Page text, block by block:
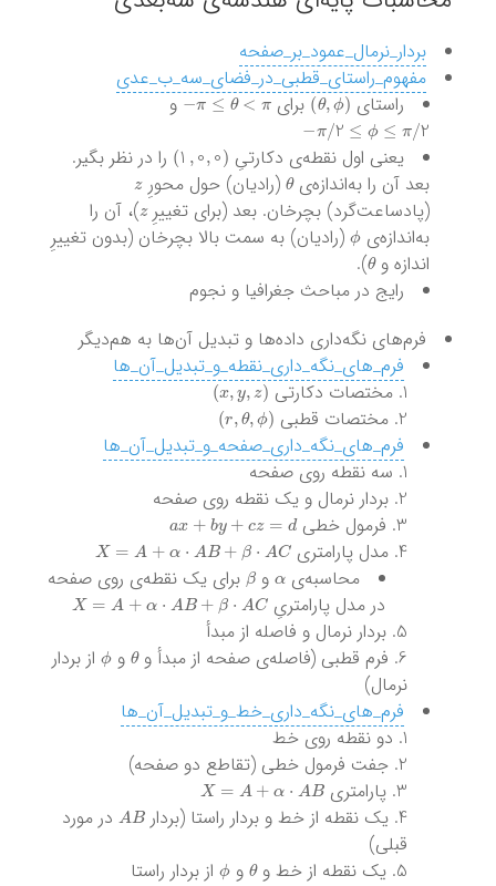
بردار_نرمال_عمود_بر_صفحه
مفهوم_راستای_قطبی_در_فضای_سه_ب_عدی
راستای (
θ,ϕ
) برای −
π≤θ<π و −
π/2≤ϕ≤ π/2
یعنی اول نقطه‌ی دکارتیِ
1
) را در نظر بگیر.
بعد آن را به‌اندازه‌یθ (رادیان) حول محورِz
(پادساعت‌گرد) بچرخان. بعد (برای تغییرِz)، آن را
به‌اندازه‌ی ϕ(رادیان) به سمت بالا بچرخان (بدون تغییرِ
اندازه وθ
).
رایج در مباحث جغرافیا و نجوم
فرم‌های نگه‌داری داده‌ها و تبدیل آن‌ها به هم‌دیگر
فرم_های_نگه_داری_نقطه_و_تبدیل_آن_ها
مختصات دکارتی
(
x,y,z
)
مختصات قطبی
(
r,θ,ϕ
)
فرم_های_نگه_داری_صفحه_و_تبدیل_آن_ها
سه نقطه روی صفحه
بردار نرمال و یک نقطه روی صفحه
فرمول خطی
ax+by+cz=d
مدل پارامتری
X= α A B+β ⋅AC
محاسبه‌ی αوβبرای یک نقطه‌ی روی صفحه
در مدل پارامتریِ
X= A+α AB+β⋅AC
بردار نرمال و فاصله از مبدأ
فرم قطبی (فاصله‌ی صفحه از مبدأ وθ وϕ از بردار
نرمال)
فرم_های_نگه_داری_خط_و_تبدیل_آن_ها
دو نقطه روی خط
جفت فرمول خطی (تقاطع دو صفحه)
پارامتری
X=A+α⋅ AB
یک نقطه از خط و بردار راستا (بردار
AB
در مورد
قبلی)
یک نقطه از خط وθ وϕ از بردار راستا